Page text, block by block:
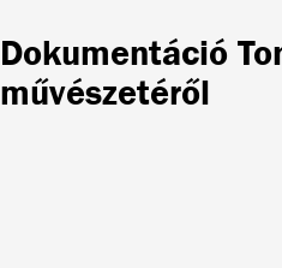
Dokumentáció
művészetéről